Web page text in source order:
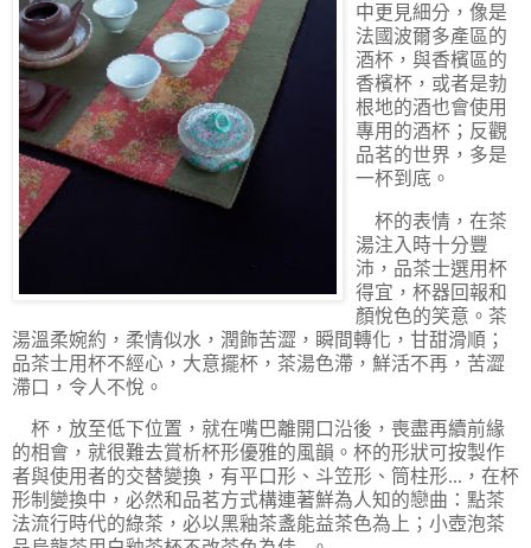
中更見細分，像是
法國波爾多產區的
酒杯，與香檳區的
香檳杯，或者是勃
根地的酒也會使用
專用的酒杯；反觀
品茗的世界，多是
一杯到底。
杯的表情，在茶
湯注入時十分豐
沛，品茶士選用杯
得宜，杯器回報和
顏悅色的笑意。茶
湯溫柔婉約，柔情似水，潤飾苦澀，瞬間轉化，甘甜滑順；
品茶士用杯不經心，大意擺杯，茶湯色滯，鮮活不再，苦澀
滯口，令人不悅。
杯，放至低下位置，就在嘴巴離開口沿後，喪盡再續前緣
的相會，就很難去賞析杯形優雅的風韻。杯的形狀可按製作
者與使用者的交替變換，有平口形、斗笠形、筒柱形...，在杯
形制變換中，必然和品茗方式構連著鮮為人知的戀曲：點茶
法流行時代的綠茶，必以黑釉茶盞能益茶色為上；小壺泡茶